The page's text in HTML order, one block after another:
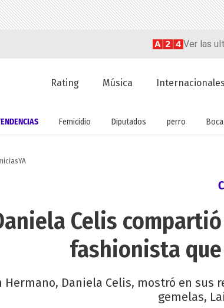
Ver las
Rating Música Internacionales
Femicidio Diputados perro Boca
Celis
fashionista
Hermano, Daniela Celis, mostró en
gemelas,